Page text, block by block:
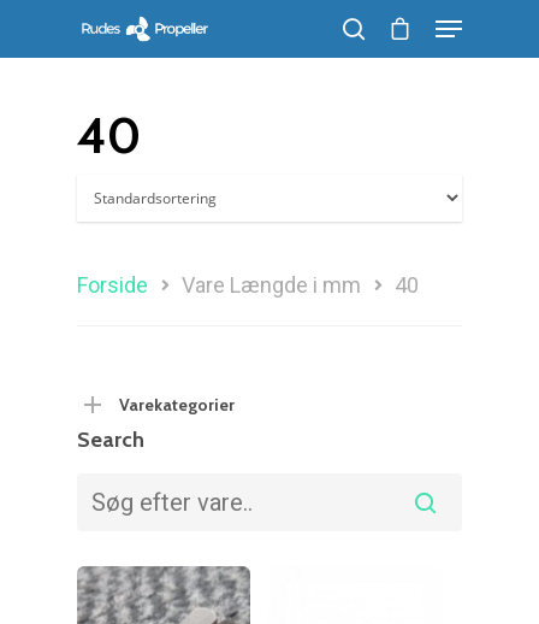
Søg efter et produkt, og tryk på enter
40
Forside Vare Længde i mm 40
Varekategorier
Search